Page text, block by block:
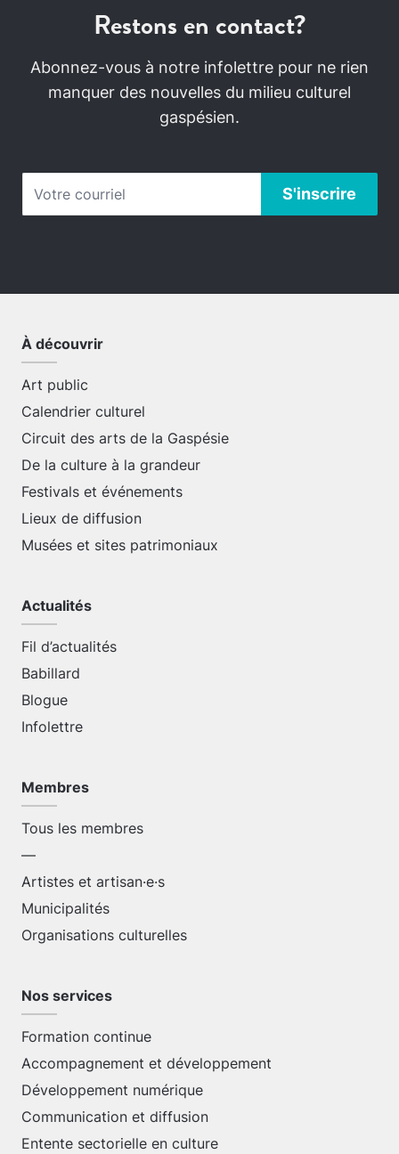
Restons en contact?
Abonnez-vous à notre infolettre pour ne rien
manquer des nouvelles du milieu culturel
gaspésien.
À découvrir
Art public
Calendrier culturel
Circuit des arts de la Gaspésie
De la culture à la grandeur
Festivals et événements
Lieux de diffusion
Musées et sites patrimoniaux
Actualités
Fil d’actualités
Babillard
Blogue
Infolettre
Membres
Tous les membres
—
Artistes et artisan·e·s
Municipalités
Organisations culturelles
Nos services
Formation continue
Accompagnement et développement
Développement numérique
Communication et diffusion
Entente sectorielle en culture